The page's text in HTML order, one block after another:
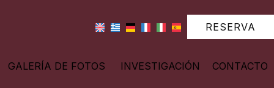
RESERVA
GALERÍA DE FOTOS INVESTIGACIÓN CONTACTO